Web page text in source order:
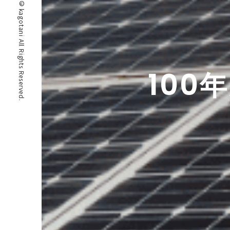
© kagotani All Rights Reserved.